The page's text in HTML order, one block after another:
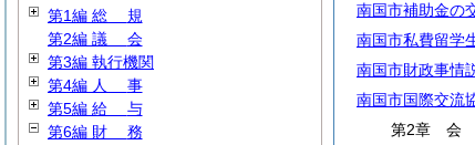
南国市補助金の
南国市私費留学
南国市財政事情
南国市国際交流
第2章
第1編 総 規
第2編 議 会
第3編 執行機関
第4編 人 事
第5編 給 与
第6編 財 務